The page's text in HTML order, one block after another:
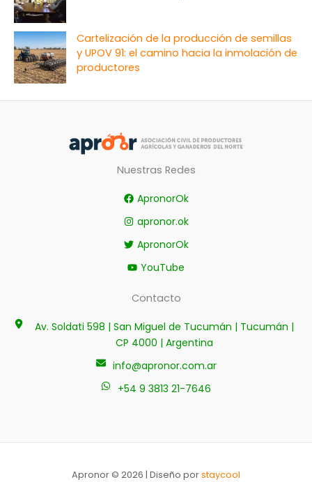
Cartelización de la producción de semillas
y UPOV 91: el camino hacia la inmolación de
productores
Nuestras Redes
ApronorOk
apronor.ok
ApronorOk
YouTube
Contacto
Av. Soldati 598 | San Miguel de Tucumán | Tucumán |
CP 4000 | Argentina
info@apronor.com.ar
+54 9 3813 21-7646
Apronor © 2026 | Diseño porstaycool